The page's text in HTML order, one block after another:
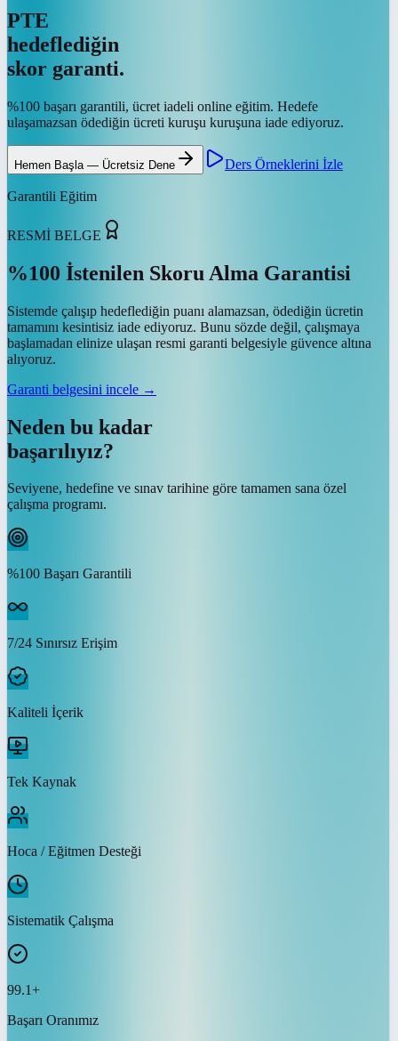
PTE
hedeflediğin
skor garanti.
%100 başarı garantili, ücret iadeli online eğitim. Hedefe
ulaşamazsan ödediğin ücreti kuruşu kuruşuna iade ediyoruz.
Hemen Başla — Ücretsiz Dene Ders Örneklerini İzle
Garantili Eğitim
RESMİ BELGE
%100 İstenilen Skoru Alma Garantisi
Sistemde çalışıp hedeflediğin puanı alamazsan, ödediğin ücretin
tamamını kesintisiz iade ediyoruz. Bunu sözde değil, çalışmaya
başlamadan elinize ulaşan resmi garanti belgesiyle güvence altına
alıyoruz.
Garanti belgesini incele →
Neden bu kadar
başarılıyız?
Seviyene, hedefine ve sınav tarihine göre tamamen sana özel
çalışma programı.
%100 Başarı Garantili
7/24 Sınırsız Erişim
Kaliteli İçerik
Tek Kaynak
Hoca / Eğitmen Desteği
Sistematik Çalışma
99.1+
Başarı Oranımız